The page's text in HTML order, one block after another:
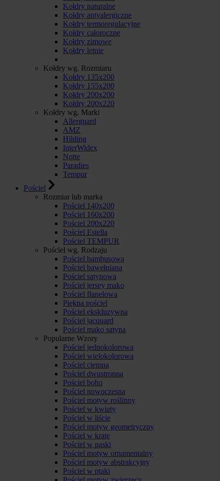
Kołdry naturalne
Kołdry antyalergiczne
Kołdry termoregulacyjne
Kołdry całoroczne
Kołdry zimowe
Kołdry letnie
Kołdry wg. Rozmiaru
Kołdry 135x200
Kołdry 155x200
Kołdry 200x200
Kołdry 200x220
Kołdry wg. Marki
Allerguard
AMZ
Hilding
InterWidex
Notte
Paradies
Tempur
Pościel
Rozmiar lub marka
Pościel 140x200
Pościel 160x200
Pościel 200x220
Pościel Estella
Pościel TEMPUR
Pościel wg. Rodzaju
Pościel bambusowa
Pościel bawełniana
Pościel satynowa
Pościel jersey mako
Pościel flanelowa
Piękna pościel
Pościel ekskluzywna
Pościel jacquard
Pościel mako satyna
Popularne Wzory
Pościel jednokolorowa
Pościel wielokolorowa
Pościel ciemna
Pościel dwustronna
Pościel boho
Pościel nowoczesna
Pościel motyw roślinny
Pościel w kwiaty
Pościel w liście
Pościel motyw geometryczny
Pościel w kratę
Pościel w paski
Pościel motyw ornamentalny
Pościel motyw abstrakcyjny
Pościel w ptaki